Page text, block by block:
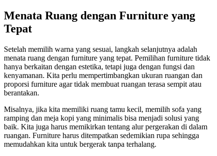
Menata Ruang dengan Furniture yang
Tepat
Setelah memilih warna yang sesuai, langkah selanjutnya adalah
menata ruang dengan furniture yang tepat. Pemilihan furniture tidak
hanya berkaitan dengan estetika, tetapi juga dengan fungsi dan
kenyamanan. Kita perlu mempertimbangkan ukuran ruangan dan
proporsi furniture agar tidak membuat ruangan terasa sempit atau
berantakan.
Misalnya, jika kita memiliki ruang tamu kecil, memilih sofa yang
ramping dan meja kopi yang minimalis bisa menjadi solusi yang
baik. Kita juga harus memikirkan tentang alur pergerakan di dalam
ruangan. Furniture harus ditempatkan sedemikian rupa sehingga
memudahkan kita untuk bergerak tanpa terhalang.